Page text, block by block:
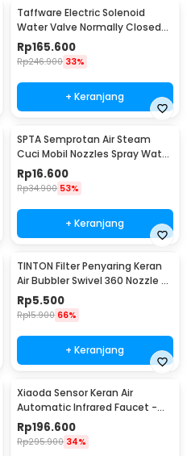
Taffware Electric Solenoid
Water Valve Normally Closed
220V 3/4 Inch - 2W-200-20
Rp165.600
Rp246.900 33%
+ Keranjang
SPTA Semprotan Air Steam
Cuci Mobil Nozzles Spray Water
Gun - W204
Rp16.600
Rp34.900 53%
+ Keranjang
TINTON Filter Penyaring Keran
Air Bubbler Swivel 360 Nozzle -
QYJ-666
Rp5.500
Rp15.900 66%
+ Keranjang
Xiaoda Sensor Keran Air
Automatic Infrared Faucet -
HD-ZNJSQ-02
Rp196.600
Rp295.900 34%